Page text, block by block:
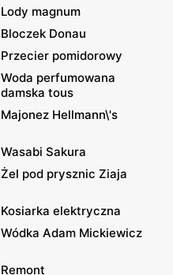
Lody magnum
Bloczek Donau
Przecier pomidorowy
Woda perfumowana
damska tous
Majonez Hellmann\'s
Wasabi Sakura
Żel pod prysznic Ziaja
Kosiarka elektryczna
Wódka Adam Mickiewicz
Remont